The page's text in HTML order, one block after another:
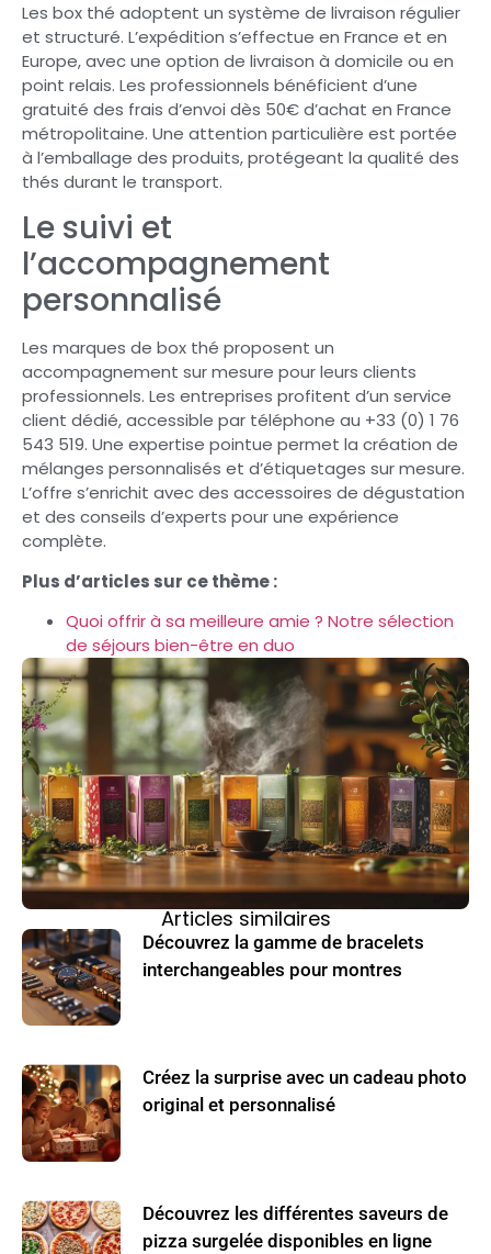
Les box thé adoptent un système de livraison régulier
et structuré. L’expédition s’effectue en France et en
Europe, avec une option de livraison à domicile ou en
point relais. Les professionnels bénéficient d’une
gratuité des frais d’envoi dès 50€ d’achat en France
métropolitaine. Une attention particulière est portée
à l’emballage des produits, protégeant la qualité des
thés durant le transport.
Le suivi et
l’accompagnement
personnalisé
Les marques de box thé proposent un
accompagnement sur mesure pour leurs clients
professionnels. Les entreprises profitent d’un service
client dédié, accessible par téléphone au +33 (0) 1 76
543 519. Une expertise pointue permet la création de
mélanges personnalisés et d’étiquetages sur mesure.
L’offre s’enrichit avec des accessoires de dégustation
et des conseils d’experts pour une expérience
complète.
Plus d’articles sur ce thème :
Quoi offrir à sa meilleure amie ? Notre sélection
de séjours bien-être en duo
Articles similaires
Découvrez la gamme de bracelets
interchangeables pour montres
Créez la surprise avec un cadeau photo
original et personnalisé
Découvrez les différentes saveurs de
pizza surgelée disponibles en ligne